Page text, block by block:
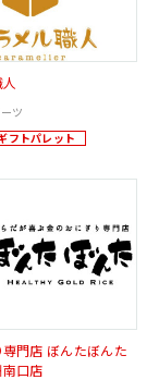
ツ
フトパレット
門店 ぼんたぼんた
口店